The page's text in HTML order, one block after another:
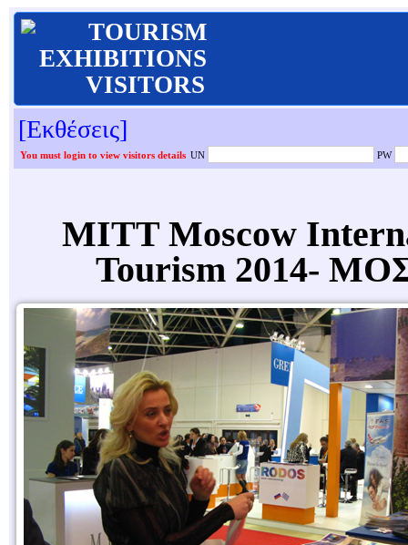
TOURISM
EXHIBITIONS
VISITORS
[Εκθέσεις]
You must login to view visitors details UN PW
MITT Moscow
Tourism 2014-